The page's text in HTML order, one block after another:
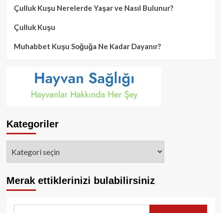
Çulluk Kuşu Nerelerde Yaşar ve Nasıl Bulunur?
Çulluk Kuşu
Muhabbet Kuşu Soğuğa Ne Kadar Dayanır?
Kategoriler
Merak ettiklerinizi bulabilirsiniz